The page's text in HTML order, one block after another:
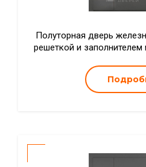
Полуторная дверь
решеткой и